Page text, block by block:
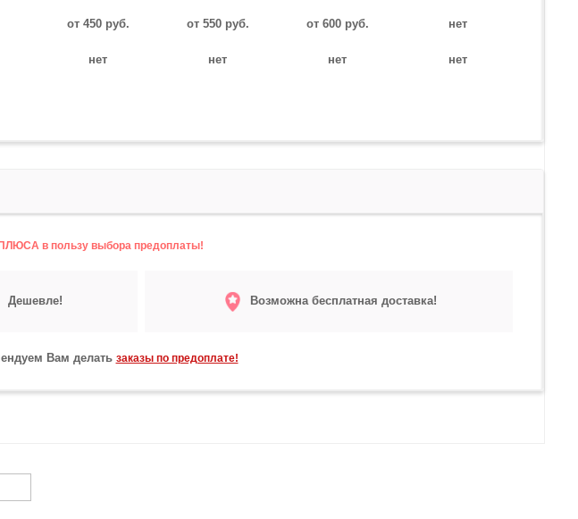
от 450 руб. от 550 руб. от 600 руб. нет
нет нет нет нет
в пользу выбора предоплаты!
Дешевле! Возможна бесплатная доставка!
Вам делать заказы по предоплате!